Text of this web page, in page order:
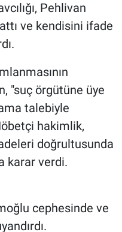
Pehlivan
ve kendisini ifade
"suç örgütüne üye
talebiyle
hakimlik,
doğrultusunda
karar verdi.
cephesinde ve